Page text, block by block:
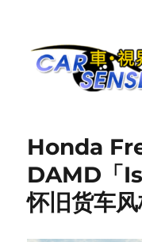
Honda
DAMD「
怀旧货车